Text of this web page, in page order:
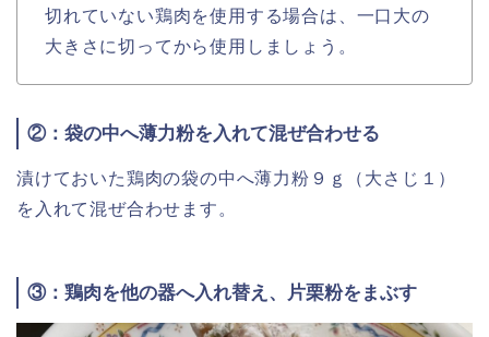
切れていない鶏肉を使用する場合は、一口大の
大きさに切ってから使用しましょう。
②：袋の中へ薄力粉を入れて混ぜ合わせる
漬けておいた鶏肉の袋の中へ薄力粉９ｇ（大さじ１）
を入れて混ぜ合わせます。
③：鶏肉を他の器へ入れ替え、片栗粉をまぶす